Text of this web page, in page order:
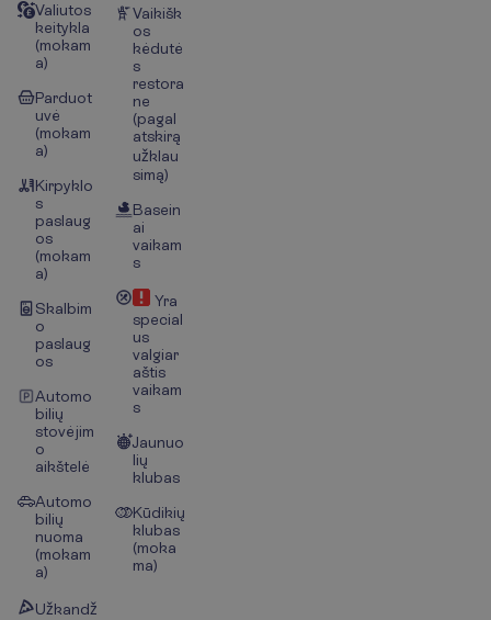
Valiutos
keitykla
(mokam
a)
Parduot
uvė
(mokam
a)
Kirpyklo
s
paslaug
os
(mokam
a)
Skalbim
o
paslaug
os
Automo
bilių
stovėjim
o
aikštelė
Automo
bilių
nuoma
(mokam
a)
Užkandž
Vaikišk
os
kėdutė
s
restora
ne
(pagal
atskirą
užklau
simą)
Basein
ai
vaikam
s
Yra
special
us
valgiar
aštis
vaikam
s
Jaunuo
lių
klubas
Kūdikių
klubas
(moka
ma)